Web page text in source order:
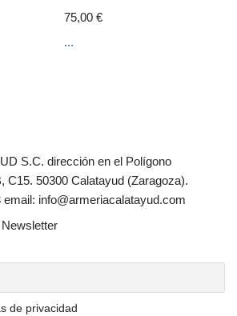
75,00€
...
S.C. dirección en el Polígono
C15. 50300 Calatayud (Zaragoza).
email: info@armeriacalatayud.com
de privacidad